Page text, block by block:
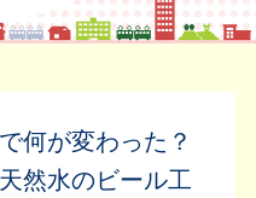
何が変わった？
然水のビール工